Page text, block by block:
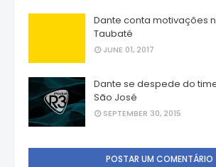
Dante conta motivações
Taubaté
JUNE 01, 2017
Dante se despede do
São José
SEPTEMBER 30, 2015
POSTAR UM COMENTÁRIO